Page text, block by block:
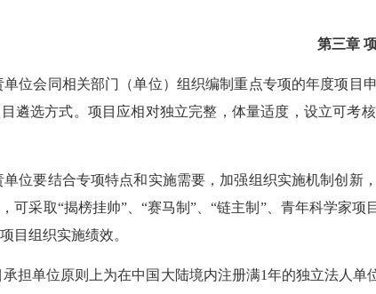
第三章
会同相关部门（单位）组织编制重点专项的年度项目
遴选方式。项目应相对独立完整，体量适度，设立可考
要结合专项特点和实施需要，加强组织实施机制创新
可采取“揭榜挂帅”、“赛马制”、“链主制”、青年科学家
目组织实施绩效。
单位原则上为在中国大陆境内注册满1年的独立法人单